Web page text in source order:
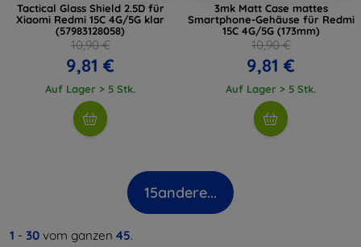
Tactical Glass Shield 2.5D für
Xiaomi Redmi 15C 4G/5G klar
(57983128058)
10,90 €
9,81 €
Auf Lager > 5 Stk.
3mk Matt Case mattes
Smartphone-Gehäuse für Redmi
15C 4G/5G (173mm)
10,90 €
9,81 €
Auf Lager > 5 Stk.
15andere...
1 - 30 vom ganzen 45.